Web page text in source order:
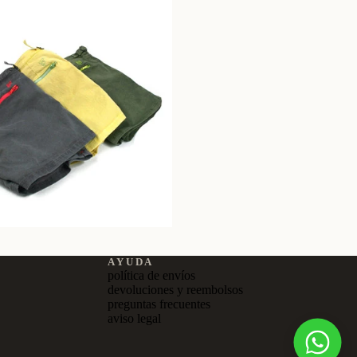
A Y U D A
política de envíos
devoluciones y reembolsos
preguntas frecuentes
aviso legal